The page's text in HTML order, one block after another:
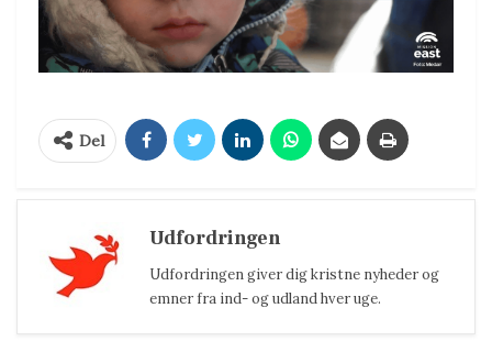
Del
Udfordringen
Udfordringen giver dig kristne nyheder og
emner fra ind- og udland hver uge.